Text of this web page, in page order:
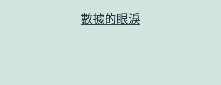
數據的眼淚